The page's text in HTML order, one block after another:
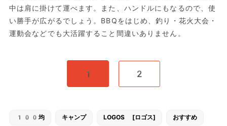
中は肩に掛けて運べます。また、ハンドルにもなるので、使
い勝手が広がるでしょう。BBQをはじめ、釣り・花火大会・
運動会などでも大活躍すること間違いありません。
1 2
100均 キャンプ LOGOS [ロゴス] おすすめ